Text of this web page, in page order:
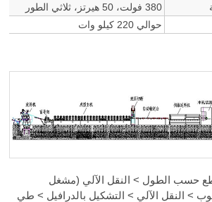
380 فولت، 50 هيرتز، ثلاثي الطور
حوالي 220 كيلو وات
حسب الطول > النقل الآلي (مشغل
> النقل الآلي > التشكيل بالدرافيل > طي